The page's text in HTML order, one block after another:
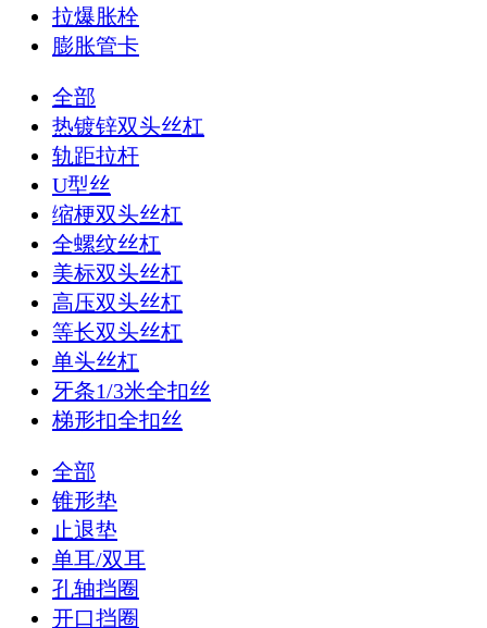
拉爆胀栓
膨胀管卡
全部
热镀锌双头丝杠
轨距拉杆
U型丝
缩梗双头丝杠
全螺纹丝杠
美标双头丝杠
高压双头丝杠
等长双头丝杠
单头丝杠
牙条1/3米全扣丝
梯形扣全扣丝
全部
锥形垫
止退垫
单耳/双耳
孔轴挡圈
开口挡圈